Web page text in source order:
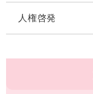
人権啓発